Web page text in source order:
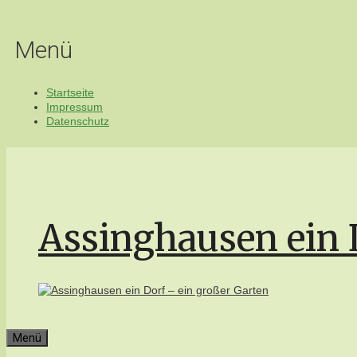
springen
Menü
Startseite
Impressum
Datenschutz
Assinghausen
Menü